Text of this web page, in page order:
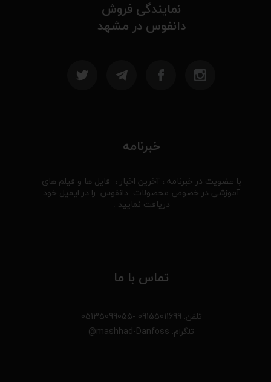
تماس با ما
تلفن: 09155011699 -05135099055
تلگرام: mashhad-Danfoss@
خبرنامه
با عضویت در خبرنامه ، آخرین اخبار ، فایل ها و فیلم های
آموزشی در خصوص محصولات دانفوس را در ایمیل خود
دریافت نمایید .
نمایندگی فروش
دانفوس در مشهد